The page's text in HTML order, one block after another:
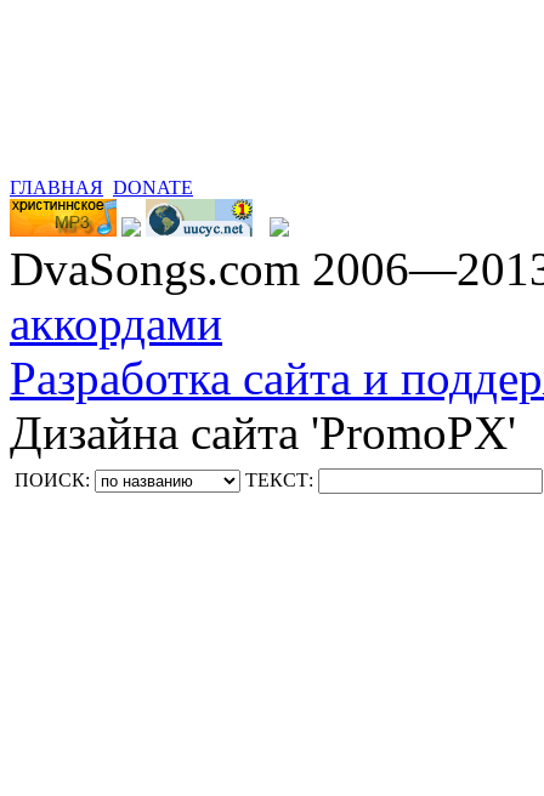
ГЛАВНАЯ DONATE
DvaSongs.com
аккордами
Разработка сайта и
Дизайна сайта 'PromoPX'
ПОИСК: ТЕКСТ: